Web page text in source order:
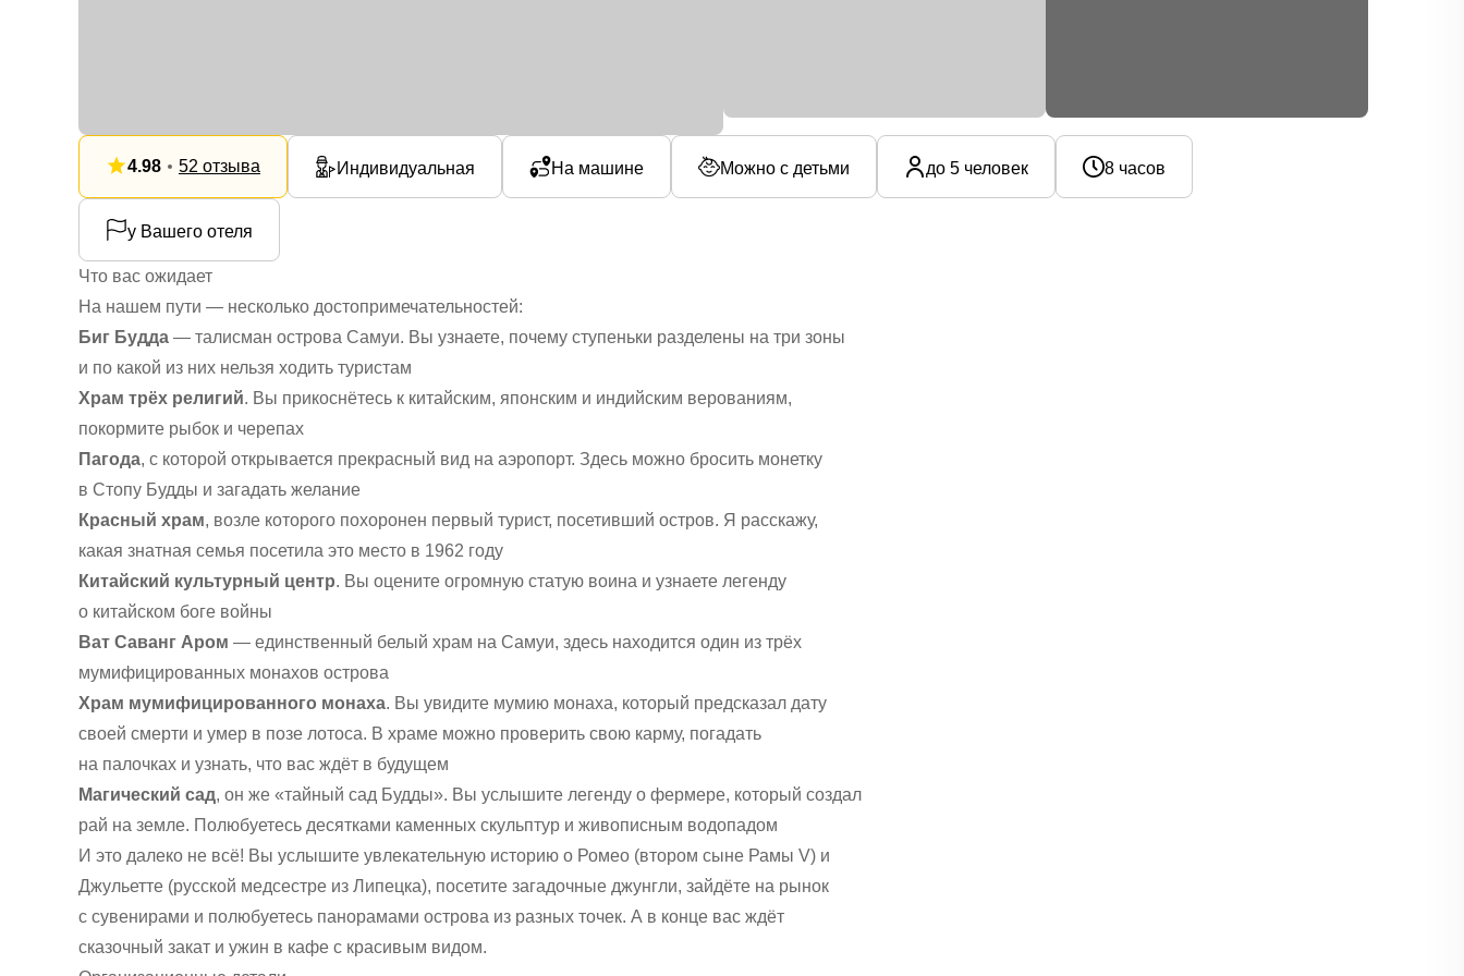
4.98 52 отзыва Индивидуальная На машине Можно с детьми до 5 человек 8 часов
у Вашего отеля
Что вас ожидает
На нашем пути — несколько достопримечательностей:
Биг Будда — талисман острова Самуи. Вы узнаете, почему ступеньки разделены на три зоны
и по какой из них нельзя ходить туристам
Храм трёх религий. Вы прикоснётесь к китайским, японским и индийским верованиям,
покормите рыбок и черепах
Пагода, с которой открывается прекрасный вид на аэропорт. Здесь можно бросить монетку
в Стопу Будды и загадать желание
Красный храм, возле которого похоронен первый турист, посетивший остров. Я расскажу,
какая знатная семья посетила это место в 1962 году
Китайский культурный центр. Вы оцените огромную статую воина и узнаете легенду
о китайском боге войны
Ват Саванг Аром — единственный белый храм на Самуи, здесь находится один из трёх
мумифицированных монахов острова
Храм мумифицированного монаха. Вы увидите мумию монаха, который предсказал дату
своей смерти и умер в позе лотоса. В храме можно проверить свою карму, погадать
на палочках и узнать, что вас ждёт в будущем
Магический сад, он же «тайный сад Будды». Вы услышите легенду о фермере, который создал
рай на земле. Полюбуетесь десятками каменных скульптур и живописным водопадом
И это далеко не всё! Вы услышите увлекательную историю о Ромео (втором сыне Рамы V) и
Джульетте (русской медсестре из Липецка), посетите загадочные джунгли, зайдёте на рынок
с сувенирами и полюбуетесь панорамами острова из разных точек. А в конце вас ждёт
сказочный закат и ужин в кафе с красивым видом.